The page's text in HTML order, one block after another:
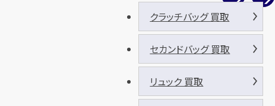
クラッチバッグ 買取
セカンドバッグ 買取
リュック 買取